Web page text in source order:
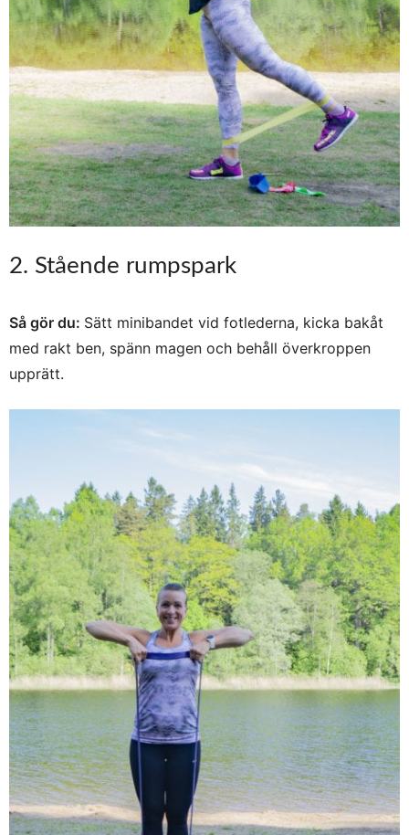
2. Stående rumpspark
Så gör du: Sätt minibandet vid fotlederna, kicka bakåt
med rakt ben, spänn magen och behåll överkroppen
upprätt.